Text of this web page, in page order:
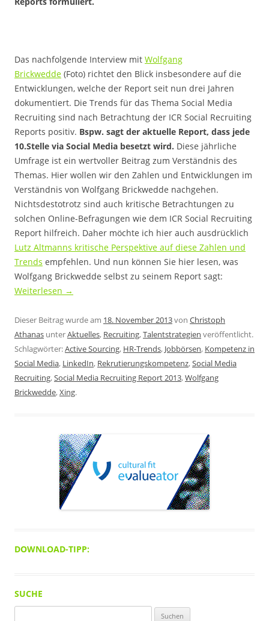
Das nachfolgende Interview mit Wolfgang
Brickwedde (Foto) richtet den Blick insbesondere auf die
Entwicklungen, welche der Report seit nun drei Jahren
dokumentiert. Die Trends für das Thema Social Media
Recruiting sind nach Betrachtung der ICR Social Recruiting
Reports positiv. Bspw. sagt der aktuelle Report, dass jede
10.Stelle via Social Media besetzt wird. Diese jährliche
Umfrage ist ein wertvoller Beitrag zum Verständnis des
Themas. Hier wollen wir den Zahlen und Entwicklungen im
Verständnis von Wolfgang Brickwedde nachgehen.
Nichtsdestotrotz sind auch kritische Betrachtungen zu
solchen Online-Befragungen wie dem ICR Social Recruiting
Report hilfreich. Daher möchte ich hier auch ausdrücklich
Lutz Altmanns kritische Perspektive auf diese Zahlen und
Trends empfehlen. Und nun können Sie hier lesen, was
Wolfgang Brickwedde selbst zu seinem Report sagt:
Weiterlesen →
Dieser Beitrag wurde am 18. November 2013von Christoph
Athanas unterAktuelles, Recruiting,Talentstrategien veröffentlicht.
Schlagwörter:Active Sourcing, HR-Trends, Jobbörsen, Kompetenz in
Social Media, LinkedIn, Rekrutierungskompetenz,Social Media
Recruiting,Social Media Recruiting Report 2013,Wolfgang
Brickwedde,Xing.
DOWNLOAD-TIPP:
SUCHE